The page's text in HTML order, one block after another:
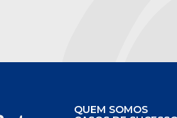
QUEM SOMOS